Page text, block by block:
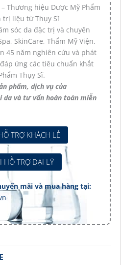
– Thương hiệu Dược Mỹ Phẩm
liệu từ Thụy Sĩ
sóc da đặc trị và chuyên
SkinCare, Thẩm Mỹ Viện,
45 năm nghiên cứu và phát
ứng các tiêu chuẩn khắt
Thụy Sĩ.
phẩm, dịch vụ của
da và tư vấn hoàn toàn miễn
TRỢ KHÁCH LẺ
HỖ TRỢ ĐẠI LÝ
mãi và mua hàng tại: